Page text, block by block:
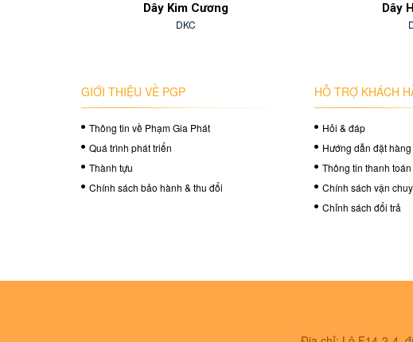
Dây Kim Cương
DKC
Dây
GIỚI THIỆU VỀ PGP
Thông tin về Phạm Gia Phát
Quá trình phát triển
Thành tựu
Chính sách bảo hành & thu đổi
HỖ TRỢ KHÁCH
Hỏi & đáp
Hướng dẫn đặt hàng
Thông tin thanh toán
Chính sách vận
Chỉnh sách đổi trả